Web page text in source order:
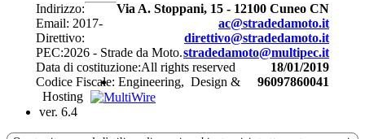
Indirizzo:
Via A. Stoppani, 15 - 12100 Cuneo CN
Email:
ac@stradedamoto.it
Direttivo:
direttivo@stradedamoto.it
PEC:
stradedamoto@multipec.it
Data di costituzione:
18/01/2019
Codice Fiscale:
96097860041
2017-
2026 - Strade da Moto.
All rights reserved
Engineering, Design &
Hosting
ver. 6.4